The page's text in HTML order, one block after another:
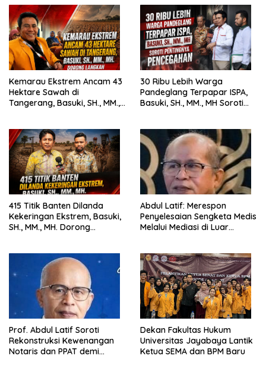
Kemarau Ekstrem Ancam 43
Hektare Sawah di
Tangerang, Basuki, SH., MM.,
30 Ribu Lebih Warga
Pandeglang Terpapar ISPA,
Basuki, SH., MM., MH Soroti
415 Titik Banten Dilanda
Kekeringan Ekstrem, Basuki,
SH., MM., MH. Dorong
Abdul Latif: Merespon
Penyelesaian Sengketa Medis
Melalui Mediasi di Luar
Prof. Abdul Latif Soroti
Rekonstruksi Kewenangan
Notaris dan PPAT demi
Dekan Fakultas Hukum
Universitas Jayabaya Lantik
Ketua SEMA dan BPM Baru